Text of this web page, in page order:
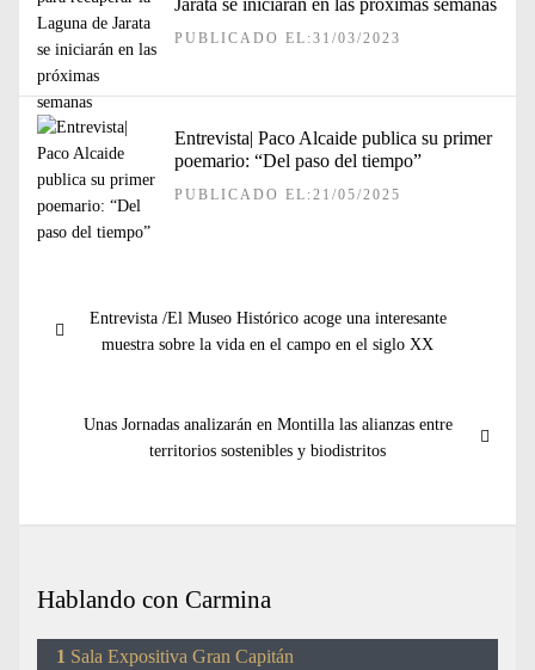
Jarata se iniciarán en las próximas semanas
PUBLICADO EL:31/03/2023
Entrevista| Paco Alcaide publica su primer
poemario: “Del paso del tiempo”
PUBLICADO EL:21/05/2025
de
Entrada
anterior:
Entrevista /El Museo Histórico acoge una interesante
muestra sobre la vida en el campo en el siglo XX
Entrada
Unas Jornadas analizarán en Montilla las alianzas entre
territorios sostenibles y biodistritos
Hablando con Carmina
Sala Expositiva Gran Capitán